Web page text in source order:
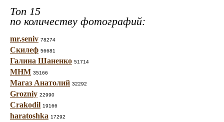
Топ 15
по количеству фотографий:
mr.seniv 78274
Скилеф 56681
Галина Шаненко 51714
МНМ 35166
Магаз Анатолий 32292
Grozniy 22990
Crakodil 19166
haratoshka 17292